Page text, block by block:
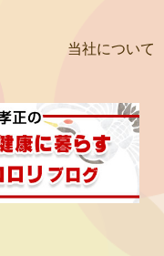
当社について